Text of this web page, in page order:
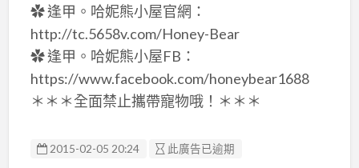
✿ 逢甲。哈妮熊小屋官網：
http://tc.5658v.com/Honey-Bear
✿ 逢甲。哈妮熊小屋FB：
https://www.facebook.com/honeybear1688
＊＊＊全面禁止攜帶寵物哦！＊＊＊
2015-02-05 20:24 此廣告已逾期